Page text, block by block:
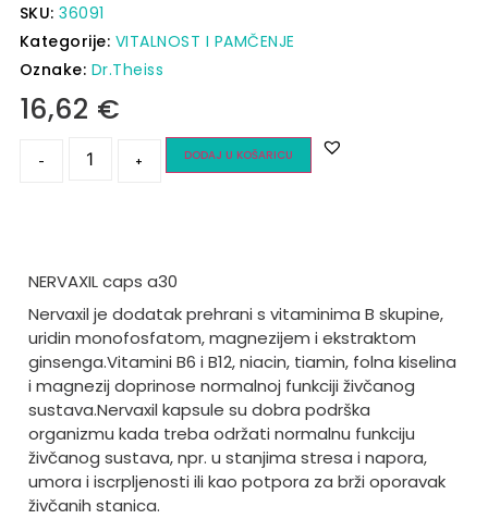
SKU:36091
Kategorije: VITALNOST I PAMČENJE
Oznake: Dr.Theiss
16,62 €
- + DODAJ U KOŠARICU
NERVAXIL caps a30
Nervaxil je dodatak prehrani s vitaminima B skupine,
uridin monofosfatom, magnezijem i ekstraktom
ginsenga.Vitamini B6 i B12, niacin, tiamin, folna kiselina
i magnezij doprinose normalnoj funkciji živčanog
sustava.Nervaxil kapsule su dobra podrška
organizmu kada treba održati normalnu funkciju
živčanog sustava, npr. u stanjima stresa i napora,
umora i iscrpljenosti ili kao potpora za brži oporavak
živčanih stanica.